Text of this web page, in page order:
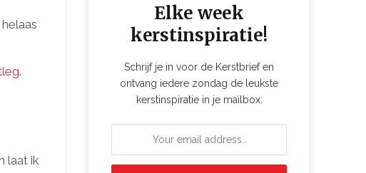
.
laat ik
Elke week
kerstinspiratie!
Schrijf je in voor de Kerstbrief en
ontvang iedere zondag de leukste
kerstinspiratie in je mailbox.